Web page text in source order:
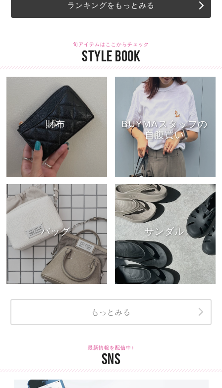
ランキングをもっとみる
旬アイテムはここからチェック
STYLE BOOK
財布
BUYMAスタッフの
自腹買い
バッグ サンダル
もっとみる
最新情報を配信中♪
SNS